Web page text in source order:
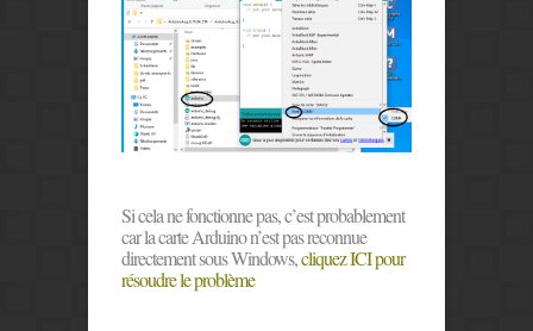
Si cela ne fonctionne pas, c’est probablement
car la carte Arduino n’est pas reconnue
directement sous Windows,cliquez ICI pour
résoudre le problème